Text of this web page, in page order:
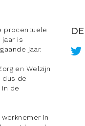
procentuele
is
jaar.
en Welzijn
dus de
de
in